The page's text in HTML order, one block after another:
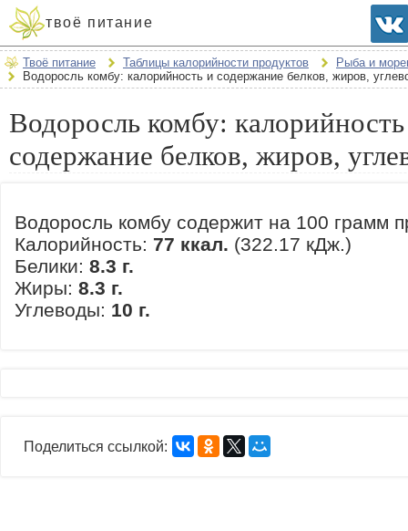
твоё питание
Твоё питание Таблицы калорийности продуктов
Рыба и
Водоросль комбу: калорийность и содержание белков, жиров,
Водоросль комбу:
содержание белков, жиров,
Водоросль комбу содержит на 100 грамм
Калорийность: 77 ккал. (322.17 кДж.)
Белики: 8.3 г.
Жиры: 8.3 г.
Углеводы: 10 г.
Поделиться ссылкой: